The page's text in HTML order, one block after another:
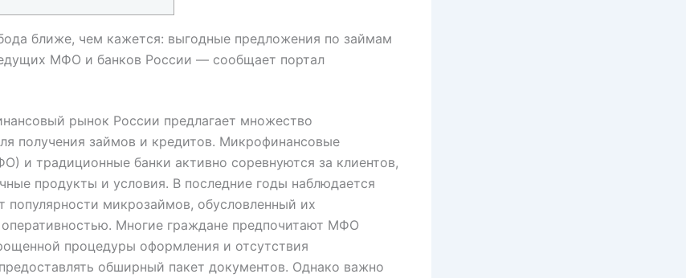
ближе, чем кажется: выгодные предложения по займам
МФО и банков России — сообщает портал
рынок России предлагает множество
получения займов и кредитов. Микрофинансовые
и традиционные банки активно соревнуются за клиентов,
продукты и условия. В последние годы наблюдается
популярности микрозаймов, обусловленный их
Многие граждане предпочитают МФО
процедуры оформления и отсутствия
обширный пакет документов. Однако важно